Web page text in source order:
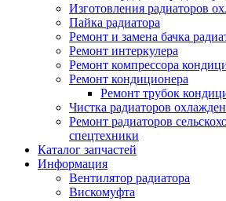
Изготовления радиаторов
Пайка радиатора
Ремонт и замена бачка
Ремонт интеркулера
Ремонт компрессора
Ремонт кондиционера
Ремонт трубок
Чистка радиаторов
Ремонт радиаторов
спецтехники
Каталог запчастей
Информация
Вентилятор радиатора
Вискомуфта